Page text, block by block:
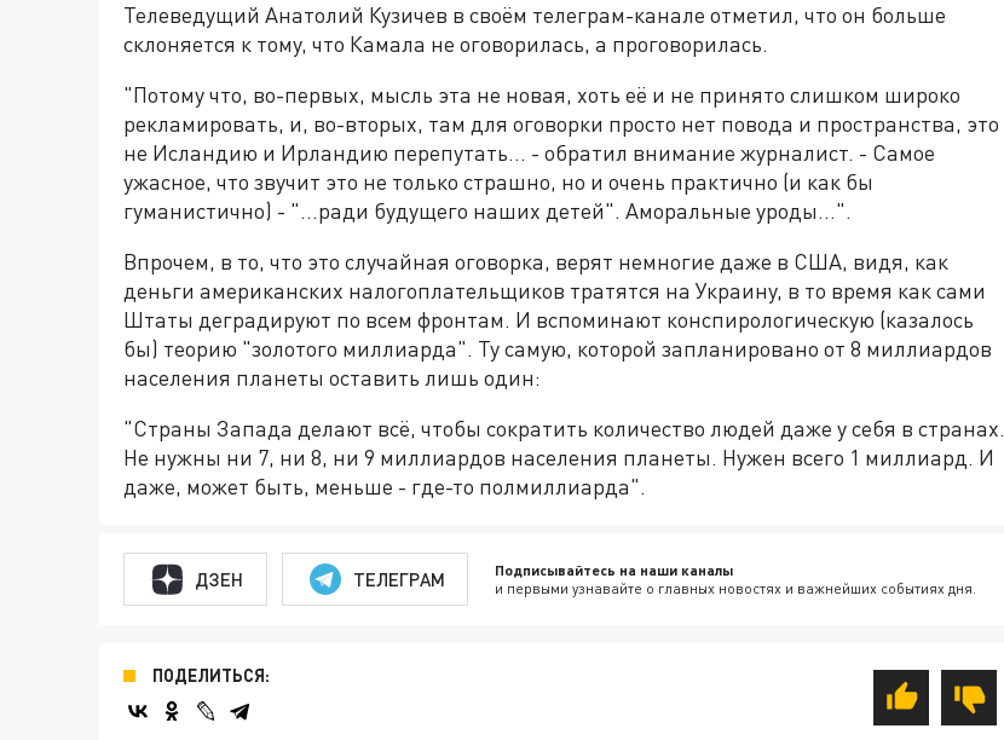
Телеведущий Анатолий Кузичев в своём телеграм-канале отметил, что он больше
склоняется к тому, что Камала не оговорилась, а проговорилась.
"Потому что, во-первых, мысль эта не новая, хоть её и не принято слишком широко
рекламировать, и, во-вторых, там для оговорки просто нет повода и пространства, это
не Исландию и Ирландию перепутать… - обратил внимание журналист. - Самое
ужасное, что звучит это не только страшно, но и очень практично (и как бы
гуманистично) - "…ради будущего наших детей". Аморальные уроды...".
Впрочем, в то, что это случайная оговорка, верят немногие даже в США, видя, как
деньги американских налогоплательщиков тратятся на Украину, в то время как сами
Штаты деградируют по всем фронтам. И вспоминают конспирологическую (казалось
бы) теорию "золотого миллиарда". Ту самую, которой запланировано от 8 миллиардов
населения планеты оставить лишь один:
"Страны Запада делают всё, чтобы сократить количество людей даже у себя в странах.
Не нужны ни 7, ни 8, ни 9 миллиардов населения планеты. Нужен всего 1 миллиард. И
даже, может быть, меньше - где-то полмиллиарда".
ДЗЕН ТЕЛЕГРАМ Подписывайтесь на наши каналы
и первыми узнавайте о главных новостях и важнейших событиях дня.
ПОДЕЛИТЬСЯ: